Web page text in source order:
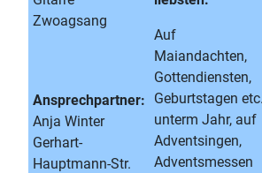
Zwoagsang
Auf
Maiandachten,
Gottendiensten,
Geburtstagen etc.
unterm Jahr, auf
Adventsingen,
Adventsmessen
Ansprechpartner:
Anja Winter
Gerhart-
Hauptmann-Str.